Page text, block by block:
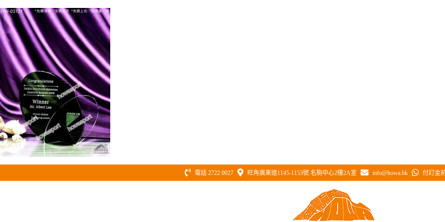
Skip
to
content
電話 2722 0027 旺角廣東道1145-1153號 名駒中心2樓2A室 info@howa.hk 付訂金